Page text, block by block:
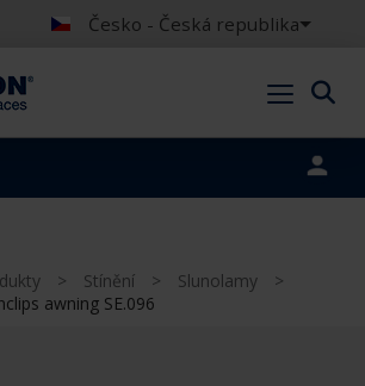
Česko - Česká republika
> Stínění > Slunolamy
>
awning SE.096